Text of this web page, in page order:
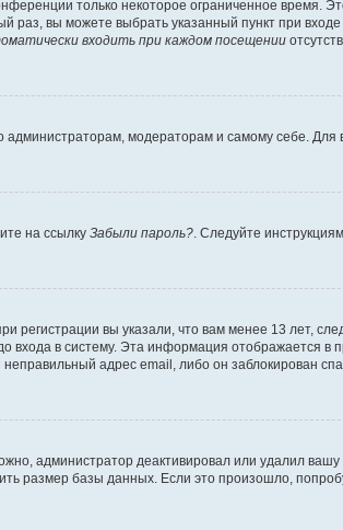
только некоторое ограниченное время.
раз, вы можете выбрать указанный пункт при
входить при каждом посещении
администраторам, модераторам и самому себе. Для
на ссылку Забыли пароль? . Следуйте
вы указали, что вам менее 13 лет,
в систему. Эта информация отображается в
адрес email, либо он заблокирован
администратор деактивировал или удалил вашу
размер базы данных. Если это произошло,